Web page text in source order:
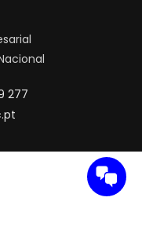
277